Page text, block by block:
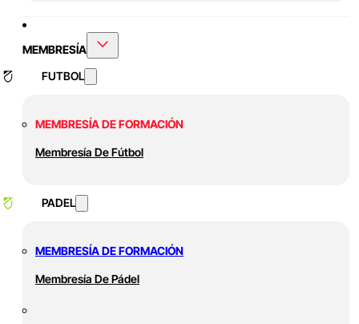
MEMBRESÍA
FUTBOL
MEMBRESÍA DE FORMACIÓN
Membresía De Fútbol
PADEL
MEMBRESÍA DE FORMACIÓN
Membresía De Pádel